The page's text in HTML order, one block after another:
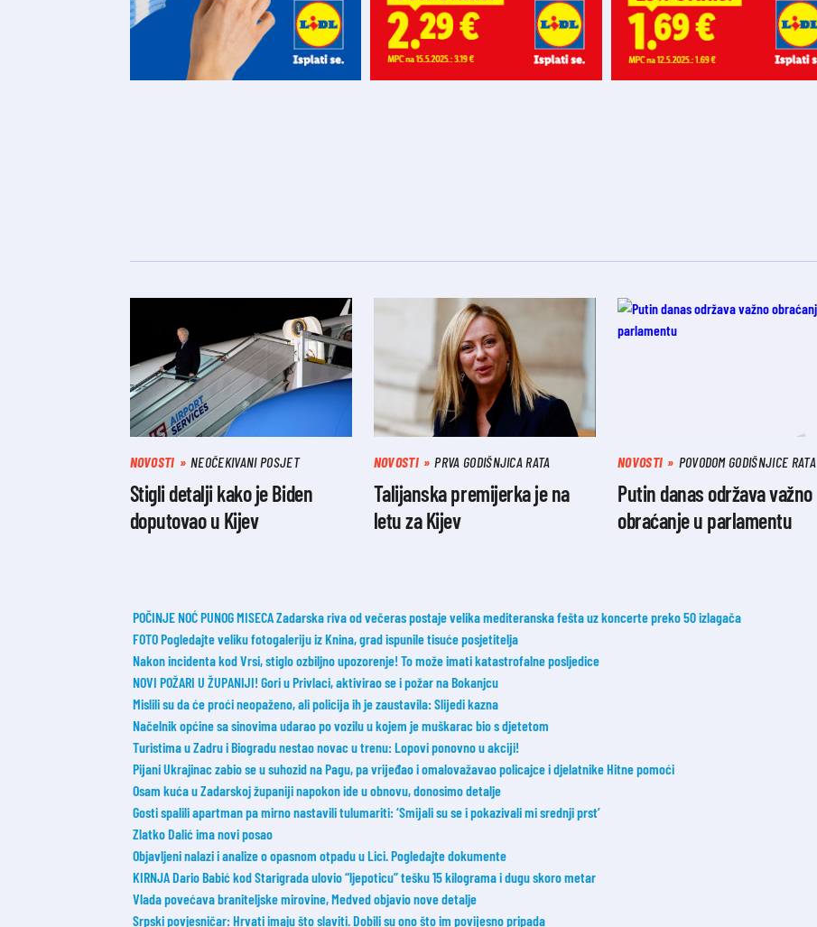
NOVOSTI NEOČEKIVANI POSJET
Stigli detalji kako je Biden
doputovao u Kijev
NOVOSTI PRVA GODIŠNJICA RATA
Talijanska premijerka je na
letu za Kijev
NOVOSTI POVODOM GODIŠNJICE RATA
Putin danas održava važno
obraćanje u parlamentu
POČINJE NOĆ PUNOG MISECA Zadarska riva od večeras postaje velika mediteranska fešta uz koncerte preko 50 izlagača
FOTO Pogledajte veliku fotogaleriju iz Knina, grad ispunile tisuće posjetitelja
Nakon incidenta kod Vrsi, stiglo ozbiljno upozorenje! To može imati katastrofalne posljedice
NOVI POŽARI U ŽUPANIJI! Gori u Privlaci, aktivirao se i požar na Bokanjcu
Mislili su da će proći neopaženo, ali policija ih je zaustavila: Slijedi kazna
Načelnik općine sa sinovima udarao po vozilu u kojem je muškarac bio s djetetom
Turistima u Zadru i Biogradu nestao novac u trenu: Lopovi ponovno u akciji!
Pijani Ukrajinac zabio se u suhozid na Pagu, pa vrijeđao i omalovažavao policajce i djelatnike Hitne pomoći
Osam kuća u Zadarskoj županiji napokon ide u obnovu, donosimo detalje
Gosti spalili apartman pa mirno nastavili tulumariti: ‘Smijali su se i pokazivali mi srednji prst’
Zlatko Dalić ima novi posao
Objavljeni nalazi i analize o opasnom otpadu u Lici. Pogledajte dokumente
KIRNJA Dario Babić kod Starigrada ulovio “ljepoticu” tešku 15 kilograma i dugu skoro metar
Vlada povećava braniteljske mirovine, Medved objavio nove detalje
Srpski povjesničar: Hrvati imaju što slaviti. Dobili su ono što im povijesno pripada